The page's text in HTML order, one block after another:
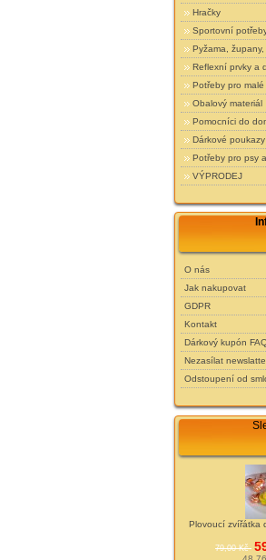
Hračky
Sportovní
Pyžama,
Reflexní prvky a
Potřeby pro
Obalový materiál
Pomocníci do
Dárkové poukazy
Potřeby pro psy
VÝPRODEJ
O nás
Jak nakupovat
GDPR
Kontakt
Dárkový kupón
Nezasílat
Odstoupení od
Plovoucí zvířátka
79,00 Kč